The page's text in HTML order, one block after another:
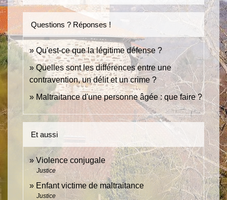
Questions ? Réponses !
Qu'est-ce que la légitime défense ?
Quelles sont les différences entre une
contravention, un délit et un crime ?
Maltraitance d'une personne âgée : que faire ?
Et aussi
Violence conjugale
Justice
Enfant victime de maltraitance
Justice